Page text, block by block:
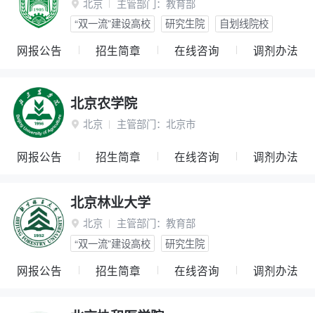
 北京 主管部门： 教育部
“双一流”建设高校
研究生院 自划线院校
网报公告 招生简章 在线咨询 调剂办法
北京农学院
 北京 主管部门： 北京市
网报公告 招生简章 在线咨询 调剂办法
北京林业大学
 北京 主管部门： 教育部
“双一流”建设高校
研究生院
网报公告 招生简章 在线咨询 调剂办法